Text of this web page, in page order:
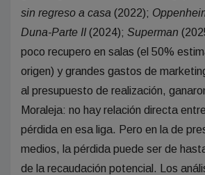
sin regreso a casa (2022);
Duna-Parte II (2024); Superman
poco recupero en salas (el 50%
origen) y grandes gastos de
al presupuesto de realización,
Moraleja: no hay relación directa
pérdida en esa liga. Pero en la de
medios, la pérdida puede ser de
de la recaudación potencial. Los